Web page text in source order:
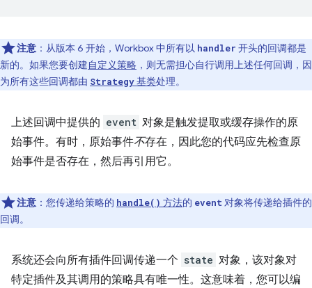
注意 ：从版本 6 开始，Workbox 中所有以 handler 开头的回调都是
新的。如果您要创建自定义策略 ，则无需担心自行调用上述任何回调，因
为所有这些回调都由 Strategy基类处理。
上述回调中提供的 event 对象是触发提取或缓存操作的原
始事件。有时，原始事件不存在，因此您的代码应先检查原
始事件是否存在，然后再引用它。
注意 ：您传递给策略的 handle() 方法的 event 对象将传递给插件的
回调。
系统还会向所有插件回调传递一个 state 对象，该对象对
特定插件及其调用的策略具有唯一性。这意味着，您可以编